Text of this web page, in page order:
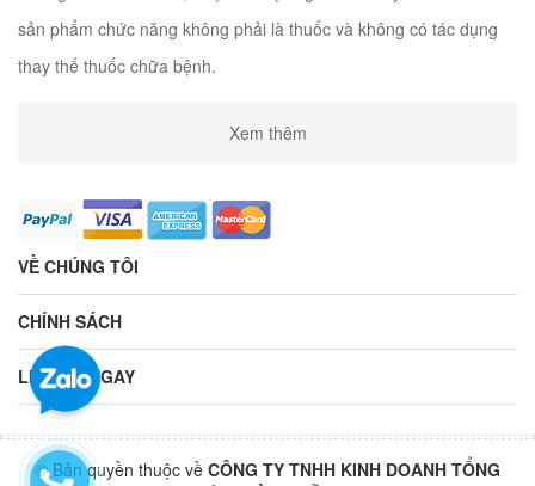
sản phẩm chức năng không phải là thuốc và không có tác dụng
thay thế thuốc chữa bệnh.
Xem thêm
VỀ CHÚNG TÔI
CHÍNH SÁCH
LIÊN HỆ NGAY
© Bản quyền thuộc về CÔNG TY TNHH KINH DOANH TỔNG